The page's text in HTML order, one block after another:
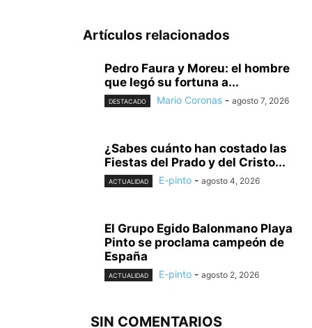
Artículos relacionados
Pedro Faura y Moreu: el hombre
que legó su fortuna a...
DESTACADO Mario Coronas - agosto 7, 2026
¿Sabes cuánto han costado las
Fiestas del Prado y del Cristo...
ACTUALIDAD E-pinto - agosto 4, 2026
El Grupo Egido Balonmano Playa
Pinto se proclama campeón de
España
ACTUALIDAD E-pinto - agosto 2, 2026
SIN COMENTARIOS